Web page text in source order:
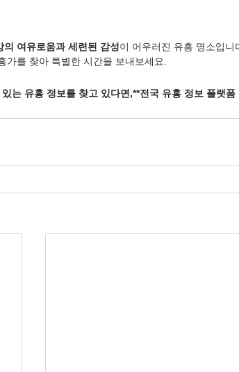
의 여유로움과 세련된 감성이 어우러진 유흥 명소입
가를 찾아 특별한 시간을 보내보세요.
는 유흥 정보를 찾고 있다면,**전국 유흥 정보 플랫폼